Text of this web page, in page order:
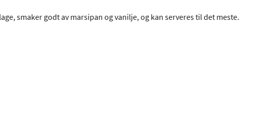
smaker godt av marsipan og vanilje, og kan serveres til det meste.